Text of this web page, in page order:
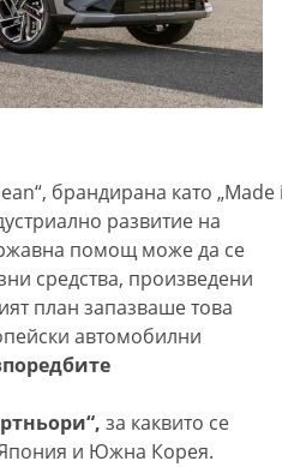
брандирана като „Made
развитие на
помощ може да се
средства, произведени
план запазваше това
автомобилни
за каквито се
и Южна Корея.